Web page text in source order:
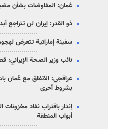
عُمان: المفاوضات بشأن
ذو القدر: إيران لن تتراجع
سفينة إماراتية تتعرض
نائب وزير الصحة الإيراني:
عراقجي: الاتفاق مع
بشروط أخرى
إنذار باقتراب نفاد
أبواب المنطقة